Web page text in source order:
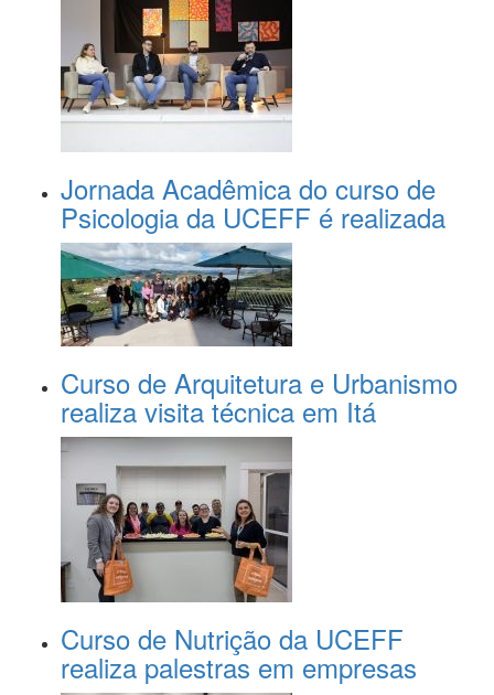
Jornada Acadêmica do curso de
Psicologia da UCEFF é realizada
Curso de Arquitetura e Urbanismo
realiza visita técnica em Itá
Curso de Nutrição da UCEFF
realiza palestras em empresas